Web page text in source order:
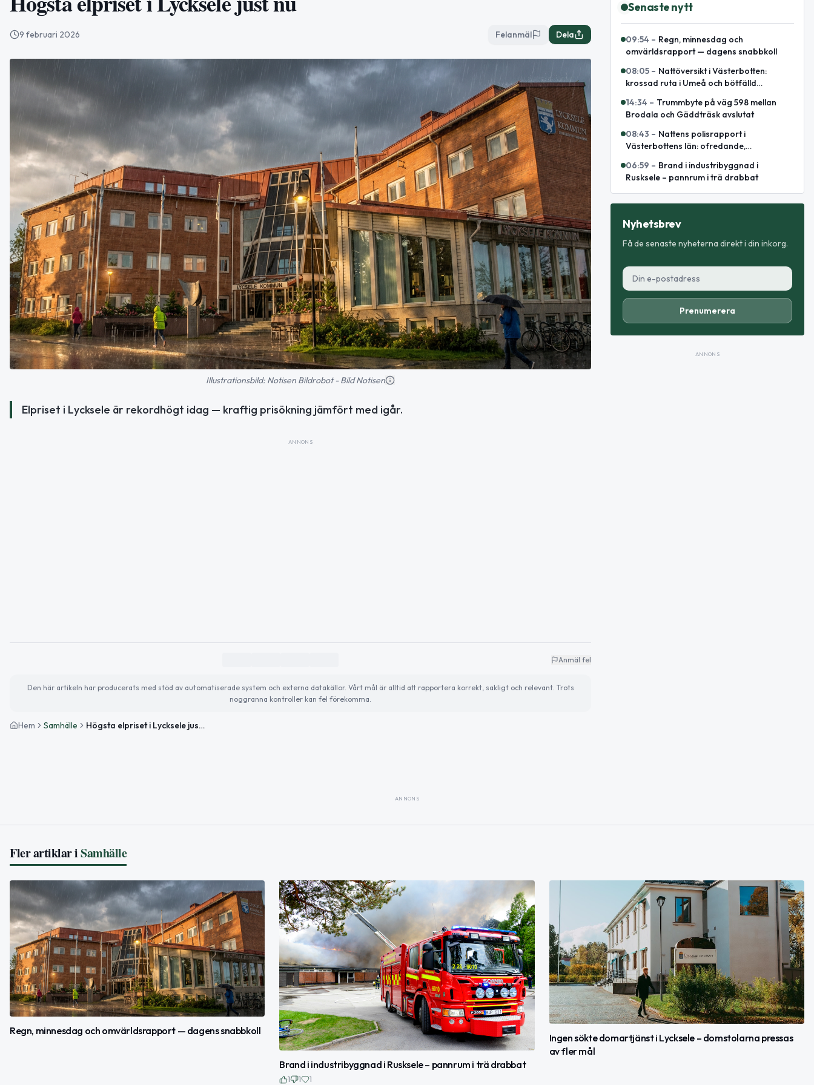
9 februari 2026 Felanmäl Dela
Illustrationsbild: Notisen Bildrobot - Bild Notisen
Elpriset i Lycksele är rekordhögt idag — kraftig prisökning jämfört med igår.
ANNONS
Anmäl fel
Den här artikeln har producerats med stöd av automatiserade system och externa datakällor. Vårt mål är alltid att rapportera korrekt, sakligt och relevant. Trots
noggranna kontroller kan fel förekomma.
Hem Samhälle Högsta elpriset i Lycksele just nu
Senaste nytt
09:54 – Regn, minnesdag och
omvärldsrapport — dagens snabbkoll
08:05 – Nattöversikt i Västerbotten:
krossad ruta i Umeå och bötfälld
14:34 – Trummbyte på väg 598 mellan
Brodala och Gäddträsk avslutat
08:43 – Nattens polisrapport i
Västerbottens län: ofredande,
06:59 – Brand i industribyggnad i
Rusksele – pannrum i trä drabbat
Nyhetsbrev
Få de senaste nyheterna direkt i din inkorg.
Prenumerera
ANNONS
ANNONS
Fler artiklar iSamhälle
Regn, minnesdag och omvärldsrapport — dagens snabbkoll
Brand i industribyggnad i Rusksele – pannrum i trä drabbat
1 1 1
Ingen sökte domartjänst i Lycksele – domstolarna pressas
av fler mål